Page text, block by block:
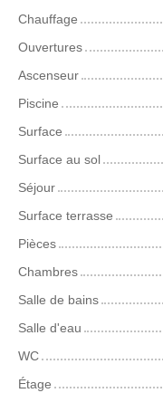
Chauffage
Ouvertures
Ascenseur
Piscine
Surface
Surface au sol
Séjour
Surface terrasse
Pièces
Chambres
Salle de bains
Salle d'eau
WC
Étage